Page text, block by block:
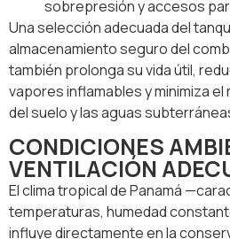
sobrepresión y accesos
Una selección adecuada del
almacenamiento seguro del
también prolonga su vida útil,
vapores inflamables y minimiza
del suelo y las aguas
CONDICIONES
VENTILACIÓN
El clima tropical de Panamá
temperaturas, humedad
influye directamente en la